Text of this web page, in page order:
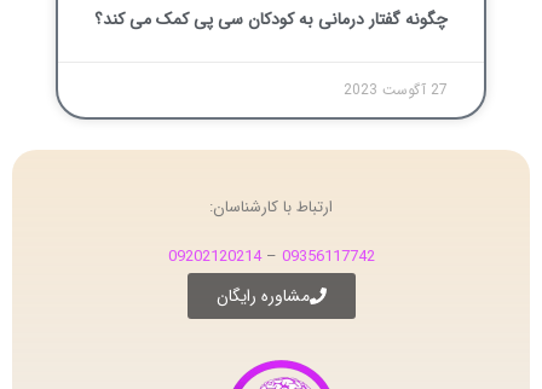
چگونه گفتار درمانی به کودکان سی پی کمک می کند؟
27 آگوست 2023
ارتباط با کارشناسان:
09356117742
–
09202120214
مشاوره رایگان